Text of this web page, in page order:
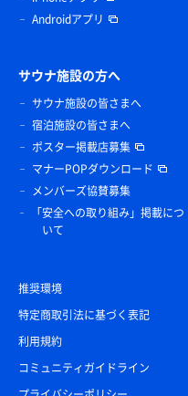
Androidアプリ
サウナ施設の方へ
サウナ施設の皆さまへ
宿泊施設の皆さまへ
ポスター掲載店募集
マナーPOPダウンロード
メンバーズ協賛募集
「安全への取り組み」掲載につ
いて
推奨環境
特定商取引法に基づく表記
利用規約
コミュニティガイドライン